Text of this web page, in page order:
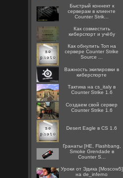
Быстрый коннект к
серверам в клиенте
Counter Strik...
Как совместить
киберспорт и учёбу
Как обнулить Топ на
сервере Counter Strike
Source ...
Важность экипировки в
киберспорте
Тактика на cs_italy в
Counter Strike 1.6
Создаем свой сервер
Counter Strike 1.6
Desert Eagle в CS 1.6
Гранаты [HE, Flashbang,
Smoke Grendade в
Counter S...
Уроки от Эдика [Moscow5]
на de_inferno